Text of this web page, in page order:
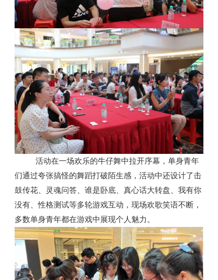
活动在一场欢乐的牛仔舞中拉开序幕，单身青年
们通过夸张搞怪的舞蹈打破陌生感，活动中还设计了击
鼓传花、灵魂问答、谁是卧底、真心话大转盘、我有你
没有、性格测试等多轮游戏互动，现场欢歌笑语不断，
多数单身青年都在游戏中展现个人魅力。